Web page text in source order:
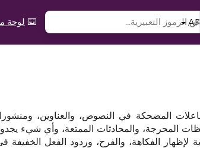
⌨️ لوحة AR
المضحكة في النصوص، والعناوين،
المحرجة، والمحادثات الممتعة، وأي شيء
الفكاهة، والفرح، وردود الفعل الخفيفة